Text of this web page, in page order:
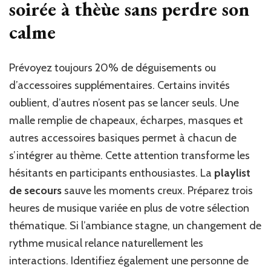
soirée à thèùe sans perdre son
calme
Prévoyez toujours 20% de déguisements ou
d’accessoires supplémentaires. Certains invités
oublient, d’autres n’osent pas se lancer seuls. Une
malle remplie de chapeaux, écharpes, masques et
autres accessoires basiques permet à chacun de
s’intégrer au thème. Cette attention transforme les
hésitants en participants enthousiastes. La playlist
de secours sauve les moments creux. Préparez trois
heures de musique variée en plus de votre sélection
thématique. Si l’ambiance stagne, un changement de
rythme musical relance naturellement les
interactions. Identifiez également une personne de